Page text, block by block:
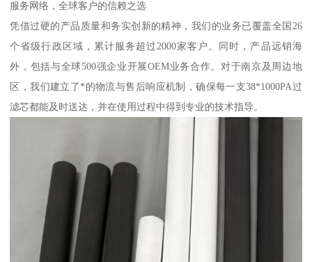
服务网络，全球客户的信赖之选
凭借过硬的产品质量和务实创新的精神，我们的业务已覆盖全国26
个省级行政区域，累计服务超过2000家客户。同时，产品远销海
外，包括与全球500强企业开展OEM业务合作。对于南京及周边地
区，我们建立了*的物流与售后响应机制，确保每一支38*1000PA过
滤芯都能及时送达，并在使用过程中得到专业的技术指导。